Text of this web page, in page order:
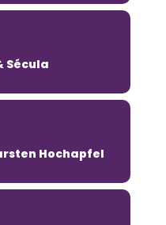
Sécula
Hochapfel